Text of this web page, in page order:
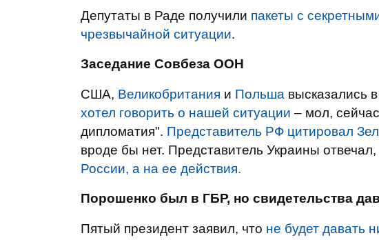
Депутаты в Раде получили пакеты с
чрезвычайной ситуации.
Заседание Совбеза ООН
США, Великобритания и Польша высказались
хотел говорить о нашей ситуации – мол,
дипломатия". Представитель РФ цитировал
вроде бы нет. Представитель Украины отвечал,
России, а на ее действия.
Порошенко был в ГБР, но свидетельства
Пятый президент заявил, что не будет давать